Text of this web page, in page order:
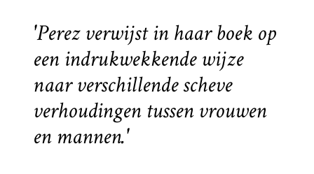
'Perez verwijst in haar boek op
een indrukwekkende wijze
naar verschillende scheve
verhoudingen tussen vrouwen
en mannen.'